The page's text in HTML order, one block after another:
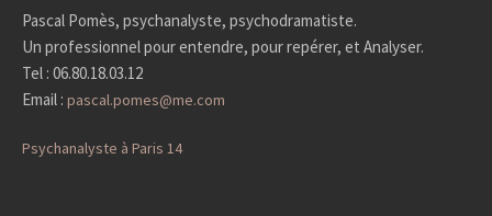
Pascal Pomès, psychanalyste, psychodramatiste.
Un professionnel pour entendre, pour repérer, et Analyser.
Tel : 06.80.18.03.12
Email :pascal.pomes@me.com
Psychanalyste à Paris 14